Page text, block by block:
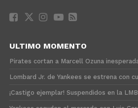
ULTIMO MOMENTO
Pirates cortan a Marcell Ozuna
Lombard Jr. de Yankees se estrena con
¡Castigo ejemplar! Suspendidos en la